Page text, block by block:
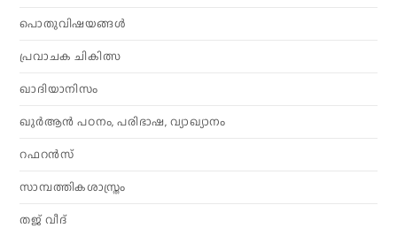
പൊതുവിഷയങ്ങൾ
പ്രവാചക ചികിത്സ
ഖാദിയാനിസം
ഖുർആൻ പഠനം, പരിഭാഷ, വ്യാഖ്യാനം
റഫറൻസ്
സാമ്പത്തികശാസ്ത്രം
തജ് വീദ്